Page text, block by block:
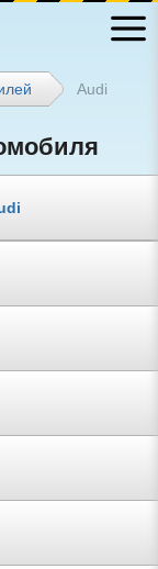
Audi